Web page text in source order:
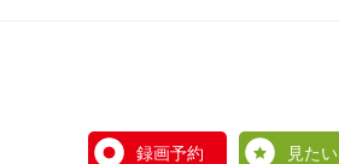
録画予約 見たい